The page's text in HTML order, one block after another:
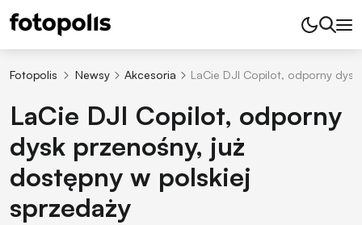
Fotopolis Newsy Akcesoria LaCie DJI Copilot, odporny
LaCie DJI Copilot, odporny
dysk przenośny, już
dostępny w polskiej
sprzedaży